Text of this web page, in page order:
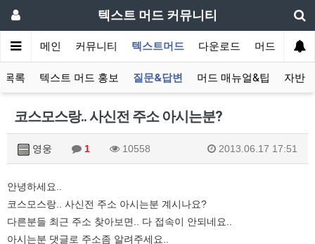
텍스트 머드 커뮤니티
메인 커뮤니티 텍스트머드 다운로드 머드 잡담
목록 텍스트 머드 홍보 질문&답변 머드 매뉴얼&팁 자반
코스모스랑.. 사신전 주소 아시는분?
영웅 1 10558 2013.06.17 17:51
안녕하세요..
코스모스랑.. 사신전 주소 아시는분 계시나요?
다른분들 최근 주소 찾아보면.. 다 접속이 안되네요..
아시는분 댓글로 주소좀 알려주세요..